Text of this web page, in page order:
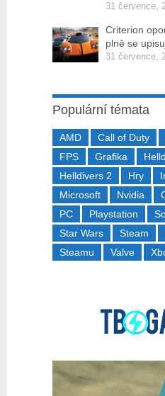
31 července,
Criterion
plně se
31 července,
Populární témata
AMD Call of Duty
FPS
Grafika
Helldivers 2
Hry
Microsoft
Nvidia
PC
Playstation
Star Wars
Steam
Steamu
Valve